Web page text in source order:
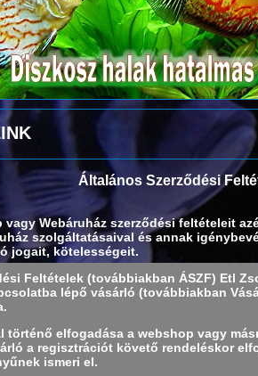
Általános Szerződési
vagy Webáruház szerződési feltételeit
szolgáltatásaival és annak
jogait, kötelességeit.
Feltételek (továbbiakban ÁSZF) Etl
lépő vásárló (továbbiakban
történő elfogadása a webshop vagy
a regisztrációt követő rendeléskor
ismeri el.